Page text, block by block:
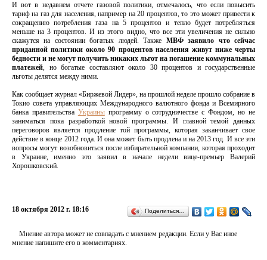
И вот в недавнем отчете газовой политики, отмечалось, что если повысить
тариф на газ для населения, например на 20 процентов, то это может привести к
сокращению потребления газа на 5 процентов и тепло будет потребляться
меньше на 3 процентов. И из этого видно, что все эти увеличения не сильно
скажутся на состоянии богатых людей. Также МВФ заявило что сейчас
приданной политики около 90 процентов населения живут ниже черты
бедности и не могут получить никаких льгот на погашение коммунальных
платежей, но богатые составляют около 30 процентов и государственные
льготы делятся между ними.
Как сообщает журнал «Биржевой Лидер», на прошлой неделе прошло собрание в
Токио совета управляющих Международного валютного фонда и Всемирного
банка правительства Украиныпрограмму о сотрудничестве с Фондом, но не
заниматься пока разработкой новой программы. И главной темой данных
переговоров является продление той программы, которая заканчивает свое
действие в конце 2012 года. И она может быть продлена и на 2013 год. И все эти
вопросы могут возобновиться после избирательной компании, которая проходит
в Украине, именно это заявил в начале недели вице-премьер Валерий
Хорошковский.
18 октября 2012 г. 18:16 Поделиться…
Мнение автора может не совпадать с мнением редакции. Если у Вас иное
мнение напишите его в комментариях.